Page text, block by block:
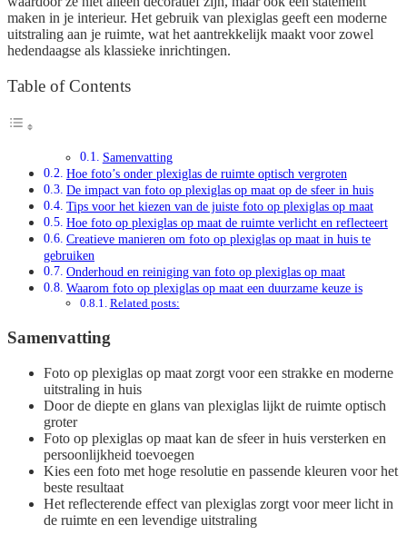
maken in je interieur. Het gebruik van plexiglas geeft een moderne
uitstraling aan je ruimte, wat het aantrekkelijk maakt voor zowel
hedendaagse als klassieke inrichtingen.
Table of Contents
Samenvatting
Hoe foto’s onder plexiglas de ruimte optisch vergroten
De impact van foto op plexiglas op maat op de sfeer in huis
Tips voor het kiezen van de juiste foto op plexiglas op maat
Hoe foto op plexiglas op maat de ruimte verlicht en reflecteert
Creatieve manieren om foto op plexiglas op maat in huis te
gebruiken
Onderhoud en reiniging van foto op plexiglas op maat
Waarom foto op plexiglas op maat een duurzame keuze is
Related posts:
Samenvatting
Foto op plexiglas op maat zorgt voor een strakke en moderne
uitstraling in huis
Door de diepte en glans van plexiglas lijkt de ruimte optisch
groter
Foto op plexiglas op maat kan de sfeer in huis versterken en
persoonlijkheid toevoegen
Kies een foto met hoge resolutie en passende kleuren voor het
beste resultaat
Het reflecterende effect van plexiglas zorgt voor meer licht in
de ruimte en een levendige uitstraling